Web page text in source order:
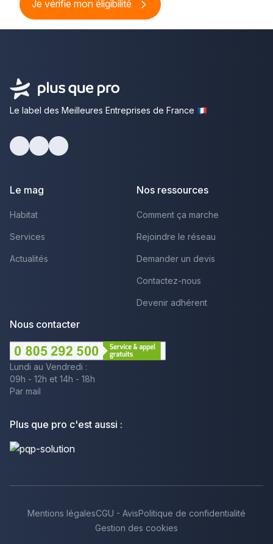
Je vérifie mon éligibilité
Le label des Meilleures Entreprises de France
Le mag
Habitat
Services
Actualités
Nos ressources
Comment ça marche
Rejoindre le réseau
Demander un devis
Contactez-nous
Devenir adhérent
Nous contacter
Lundi au Vendredi :
09h - 12h et 14h - 18h
Par mail
Plus que pro c'est aussi :
Mentions légalesCGU - AvisPolitique de confidentialité
Gestion des cookies